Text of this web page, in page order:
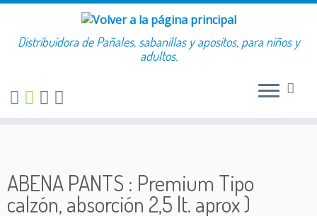
Buscar:
SaltarDistribuidora de Pañales, sabanillas y apositos, para niños y
adultos.
ABENA PANTS : Premium Tipo
calzón, absorción 2,5 lt. aprox )